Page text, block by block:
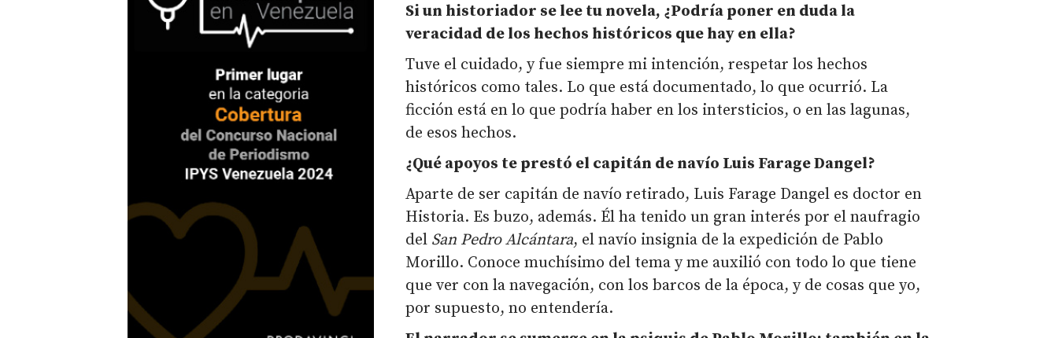
Si un historiador se lee tu novela, ¿Podría poner en duda la
veracidad de los hechos históricos que hay en ella?
Tuve el cuidado, y fue siempre mi intención, respetar los hechos
históricos como tales. Lo que está documentado, lo que ocurrió. La
ficción está en lo que podría haber en los intersticios, o en las lagunas,
de esos hechos.
¿Qué apoyos te prestó el capitán de navío Luis Farage Dangel?
Aparte de ser capitán de navío retirado, Luis Farage Dangel es doctor en
Historia. Es buzo, además. Él ha tenido un gran interés por el naufragio
del San Pedro Alcántara, el navío insignia de la expedición de Pablo
Morillo. Conoce muchísimo del tema y me auxilió con todo lo que tiene
que ver con la navegación, con los barcos de la época, y de cosas que yo,
por supuesto, no entendería.